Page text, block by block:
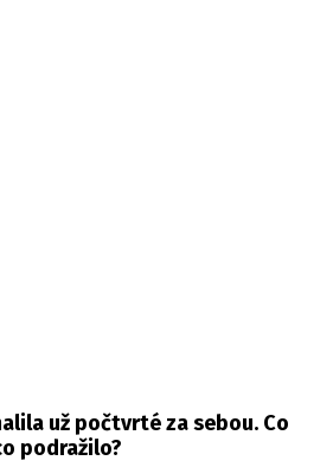
už počtvrté za sebou. Co
podražilo?